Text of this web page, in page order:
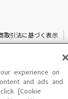
取引法に基づく表示
experience on
and ads and
[Cookie